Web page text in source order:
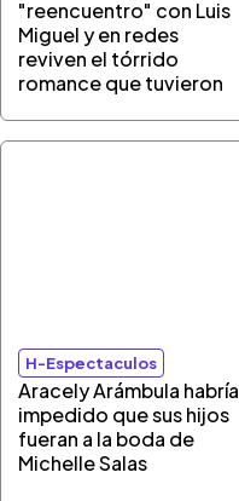
"reencuentro" con Luis
Miguel y en redes
reviven el tórrido
romance que tuvieron
H-Espectaculos
Aracely Arámbula habría
impedido que sus hijos
fueran a la boda de
Michelle Salas